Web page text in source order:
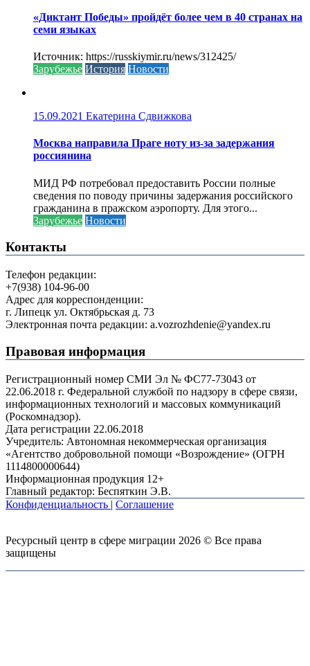
«Диктант Победы» пройдёт более чем в 40 странах на
семи языках
Источник: https://russkiymir.ru/news/312425/
Зарубежье История Новости
15.09.2021 Екатерина Сдвижкова
Москва направила Праге ноту из-за задержания
россиянина
МИД РФ потребовал предоставить России полные
сведения по поводу причины задержания российского
гражданина в пражском аэропорту. Для этого...
Зарубежье Новости
Контакты
Телефон редакции:
+7(938) 104-96-00
Адрес для корреспонденции:
г. Липецк ул. Октябрьская д. 73
Электронная почта редакции: a.vozrozhdenie@yandex.ru
Правовая информация
Регистрационный номер СМИ Эл № ФС77-73043 от
22.06.2018 г. Федеральной службой по надзору в сфере связи,
информационных технологий и массовых коммуникаций
(Роскомнадзор).
Дата регистрации 22.06.2018
Учредитель: Автономная некоммерческая организация
«Агентство добровольной помощи «Возрождение» (ОГРН
1114800000644)
Информационная продукция 12+
Главный редактор: Беспяткин Э.В.
Конфиденциальность | Соглашение
Ресурсный центр в сфере миграции 2026 © Все права
защищены